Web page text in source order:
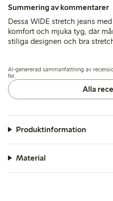
Summering av kommentarer
Dessa WIDE stretch jeans
komfort och mjuka tyg, där
stiliga designen och bra
midjan. Några recensioner
benlängden, vilket indikerar
kortare individer, men överlag
sin kvalitet och mångsidighet.
AI-genererad sammanfattning av
fel.
Alla
Produktinformation
Material